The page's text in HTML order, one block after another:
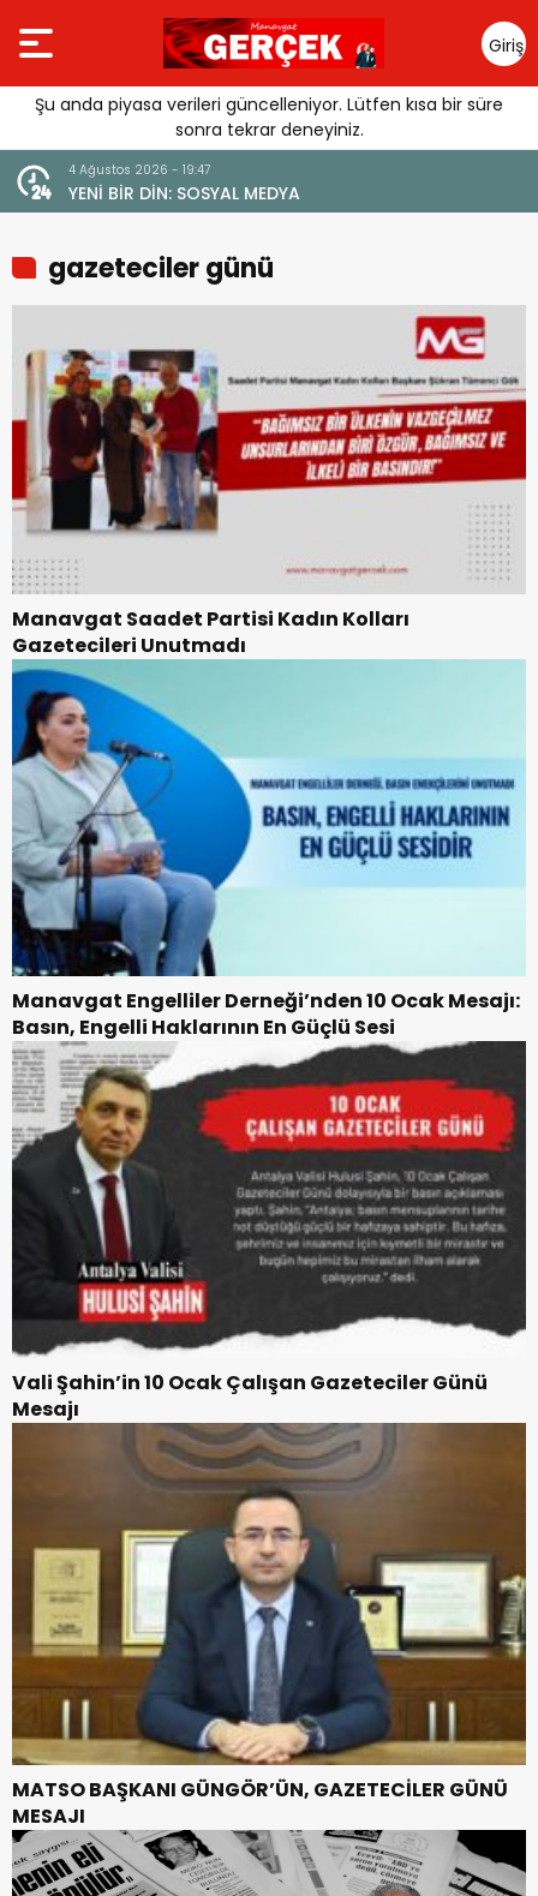
Giriş
Yap
Şu anda piyasa verileri güncelleniyor. Lütfen kısa bir süre
sonra tekrar deneyiniz.
4 Ağustos 2026 - 19:47
YENİ BİR DİN: SOSYAL MEDYA
gazeteciler günü
Manavgat Saadet Partisi Kadın Kolları
Gazetecileri Unutmadı
Manavgat Engelliler Derneği’nden 10 Ocak Mesajı:
Basın, Engelli Haklarının En Güçlü Sesi
Vali Şahin’in 10 Ocak Çalışan Gazeteciler Günü
Mesajı
MATSO BAŞKANI GÜNGÖR’ÜN, GAZETECİLER GÜNÜ
MESAJI